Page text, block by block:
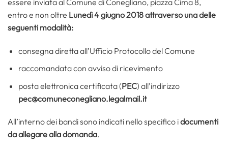
entro e non oltre Lunedì 4 giugno 2018 attraverso una delle
seguenti modalità:
consegna diretta all’Ufficio Protocollo del Comune
raccomandata con avviso di ricevimento
posta elettronica certificata (PEC) all’indirizzo
pec@comuneconegliano.legalmail.it
All’interno dei bandi sono indicati nello specifico idocumenti
da allegare alla domanda.